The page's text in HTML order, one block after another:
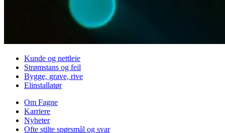
Kunde og nettleie
Strømstans og feil
Bygge, grave, rive
Elinstallatør
Om Fagne
Karriere
Nyheter
Ofte stilte spørsmål og svar